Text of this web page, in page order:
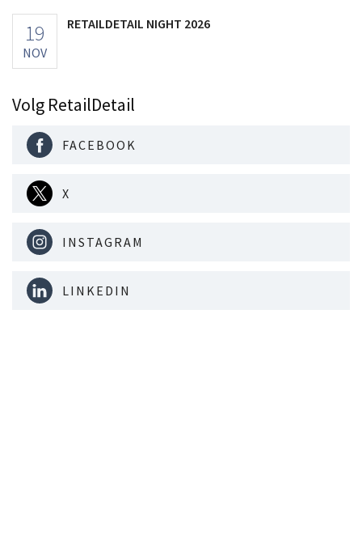
19
NOV
RETAILDETAIL NIGHT 2026
Volg RetailDetail
FACEBOOK
X
INSTAGRAM
LINKEDIN